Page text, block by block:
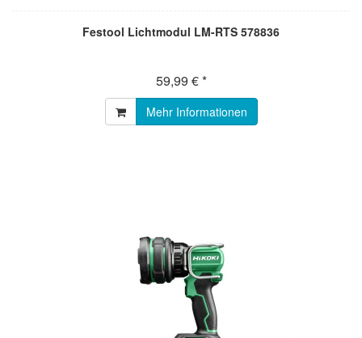
Festool Lichtmodul LM-RTS 578836
59,99 € *
Mehr Informationen